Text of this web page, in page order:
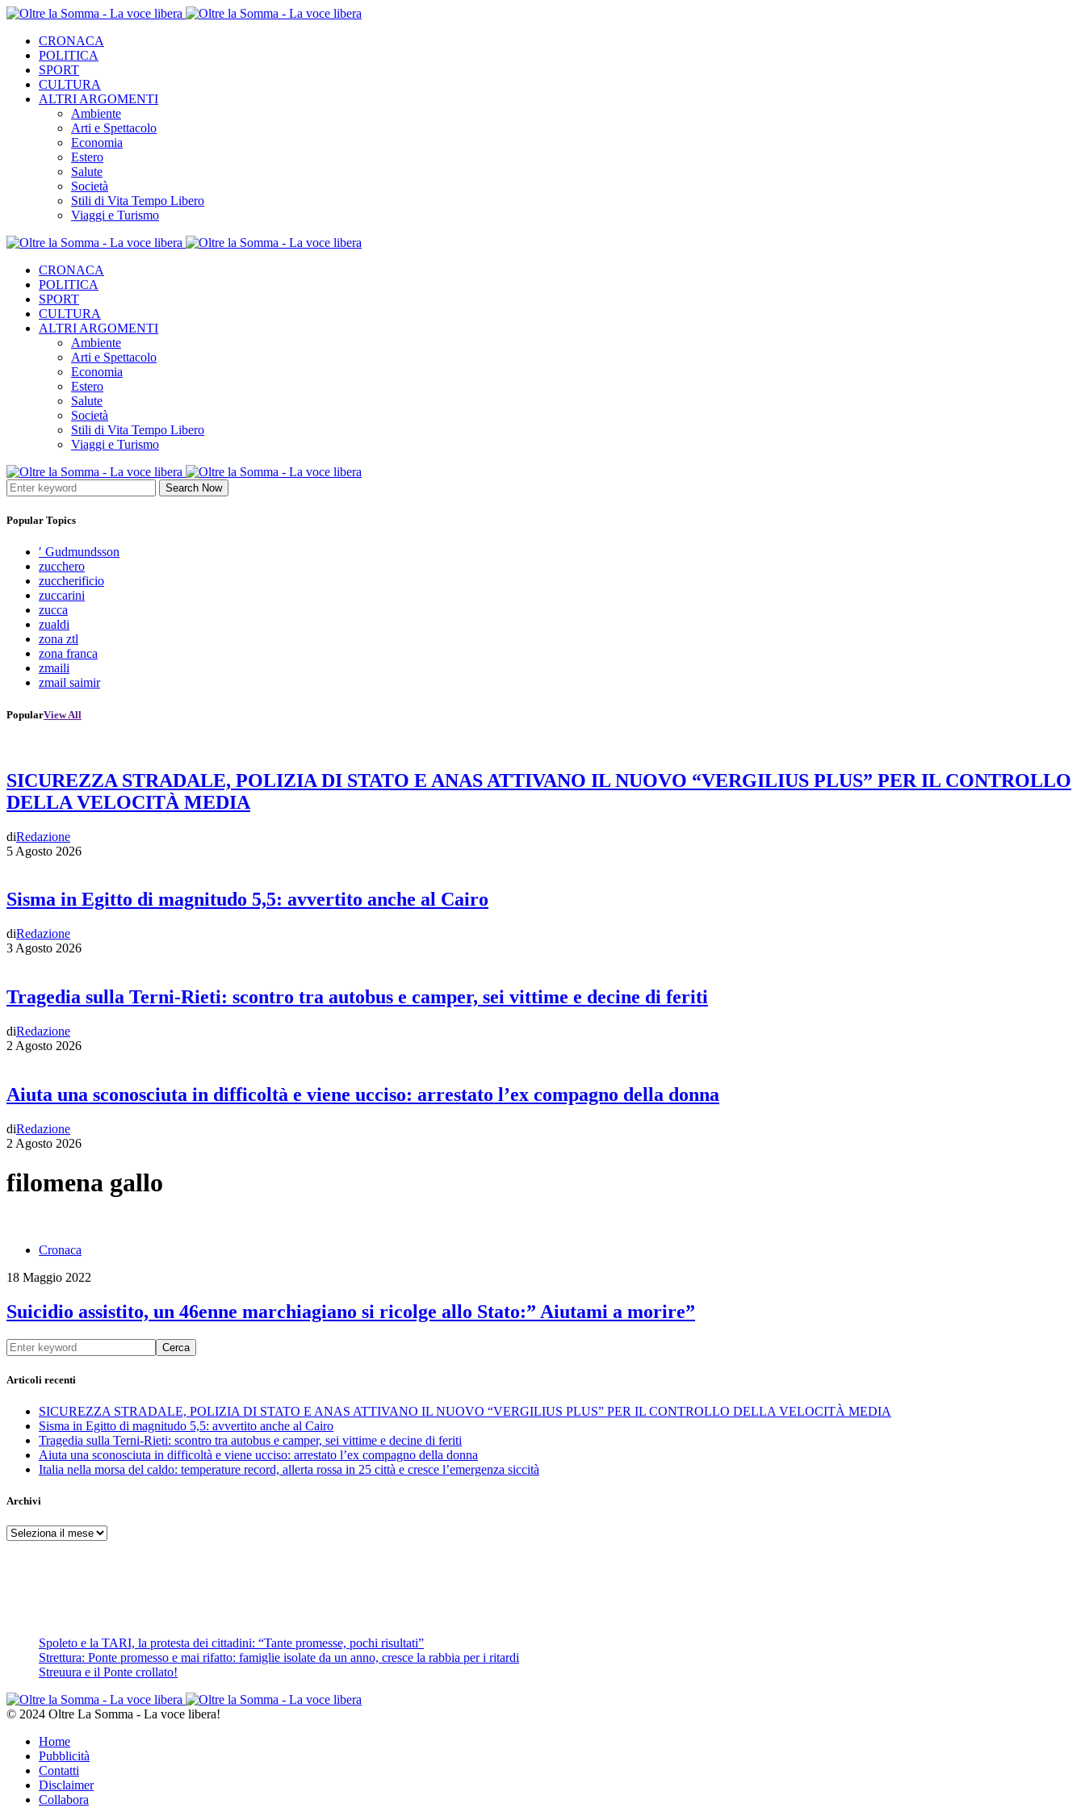
CRONACA
POLITICA
SPORT
CULTURA
ALTRI ARGOMENTI
Ambiente
Arti e Spettacolo
Economia
Estero
Salute
Società
Stili di Vita Tempo Libero
Viaggi e Turismo
CRONACA
POLITICA
SPORT
CULTURA
ALTRI ARGOMENTI
Ambiente
Arti e Spettacolo
Economia
Estero
Salute
Società
Stili di Vita Tempo Libero
Viaggi e Turismo
Search Now
Popular Topics
′ Gudmundsson
zucchero
zuccherificio
zuccarini
zucca
zualdi
zona ztl
zona franca
zmaili
zmail saimir
PopularView All
SICUREZZA STRADALE, POLIZIA DI STATO E ANAS ATTIVANO IL NUOVO “VERGILIUS PLUS” PER IL CONTROLLO
DELLA VELOCITÀ MEDIA
diRedazione
5 Agosto 2026
Sisma in Egitto di magnitudo 5,5: avvertito anche al Cairo
diRedazione
3 Agosto 2026
Tragedia sulla Terni-Rieti: scontro tra autobus e camper, sei vittime e decine di feriti
diRedazione
2 Agosto 2026
Aiuta una sconosciuta in difficoltà e viene ucciso: arrestato l’ex compagno della donna
diRedazione
2 Agosto 2026
filomena gallo
Cronaca
18 Maggio 2022
Suicidio assistito, un 46enne marchiagiano si ricolge allo Stato:” Aiutami a morire”
Cerca
Articoli recenti
SICUREZZA STRADALE, POLIZIA DI STATO E ANAS ATTIVANO IL NUOVO “VERGILIUS PLUS” PER IL CONTROLLO DELLA VELOCITÀ MEDIA
Sisma in Egitto di magnitudo 5,5: avvertito anche al Cairo
Tragedia sulla Terni-Rieti: scontro tra autobus e camper, sei vittime e decine di feriti
Aiuta una sconosciuta in difficoltà e viene ucciso: arrestato l’ex compagno della donna
Italia nella morsa del caldo: temperature record, allerta rossa in 25 città e cresce l’emergenza siccità
Archivi
Archivi
Spoleto e la TARI, la protesta dei cittadini: “Tante promesse, pochi risultati”
Strettura: Ponte promesso e mai rifatto: famiglie isolate da un anno, cresce la rabbia per i ritardi
Streuura e il Ponte crollato!
© 2024 Oltre La Somma - La voce libera!
Home
Pubblicità
Contatti
Disclaimer
Collabora